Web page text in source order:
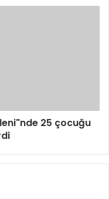
25 çocuğu